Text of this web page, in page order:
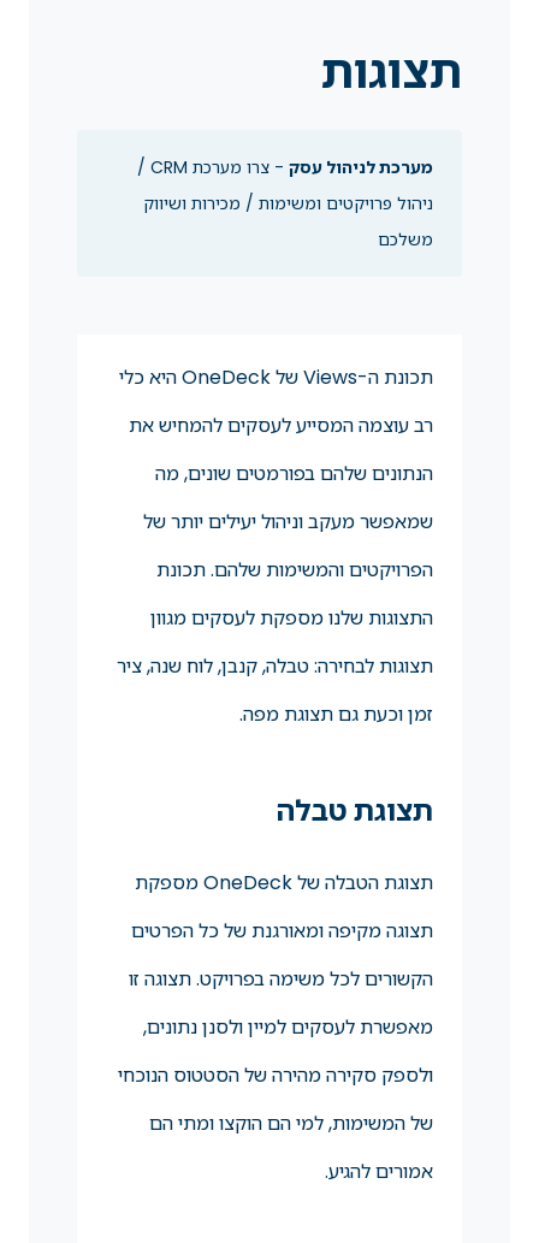
תצוגות
מערכת לניהול עסק
- צרו מערכת CRM /
ניהול פרויקטים ומשימות / מכירות ושיווק
משלכם
תכונת ה-Views של OneDeck היא כלי
רב עוצמה המסייע לעסקים להמחיש את
הנתונים שלהם בפורמטים שונים, מה
שמאפשר מעקב וניהול יעילים יותר של
הפרויקטים והמשימות שלהם. תכונת
התצוגות שלנו מספקת לעסקים מגוון
תצוגות לבחירה: טבלה, קנבן, לוח שנה, ציר
זמן וכעת גם תצוגת מפה.
תצוגת טבלה
תצוגת הטבלה של OneDeck מספקת
תצוגה מקיפה ומאורגנת של כל הפרטים
הקשורים לכל משימה בפרויקט. תצוגה זו
מאפשרת לעסקים למיין ולסנן נתונים,
ולספק סקירה מהירה של הסטטוס הנוכחי
של המשימות, למי הם הוקצו ומתי הם
אמורים להגיע.